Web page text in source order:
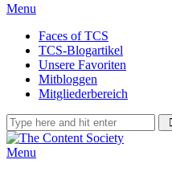
Menu
Faces of TCS
TCS-Blogartikel
Unsere Favoriten
Mitbloggen
Mitgliederbereich
Menu